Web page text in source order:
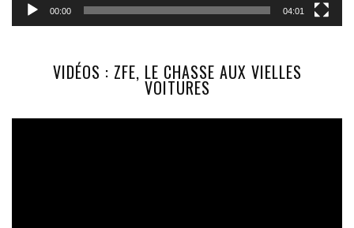
00:00 04:01
VIDÉOS : ZFE, LE CHASSE AUX VIELLES
VOITURES